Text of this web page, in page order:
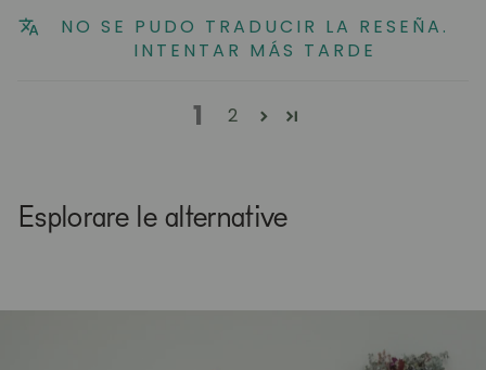
NO SE PUDO TRADUCIR LA RESEÑA.
INTENTAR MÁS TARDE
1 2
Esplorare le alternative